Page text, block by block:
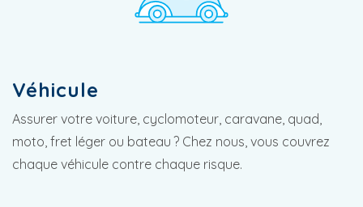
Véhicule
Assurer votre voiture, cyclomoteur, caravane, quad,
moto, fret léger ou bateau ? Chez nous, vous couvrez
chaque véhicule contre chaque risque.